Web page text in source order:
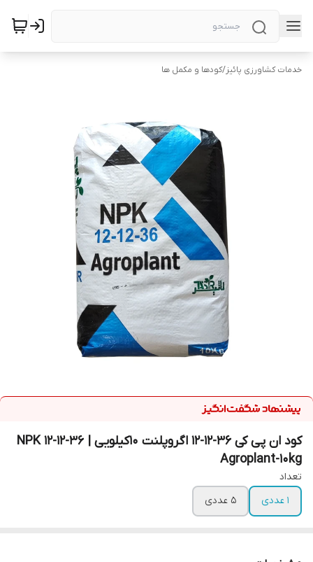
خدمات کشاورزی پائیز/کودها و مکمل ها
کود ان پی کی 36-12-12 اگروپلنت 10کیلویی | NPK 12-12-36
Agroplant-10kg
تعداد
1 عددی
5 عددی